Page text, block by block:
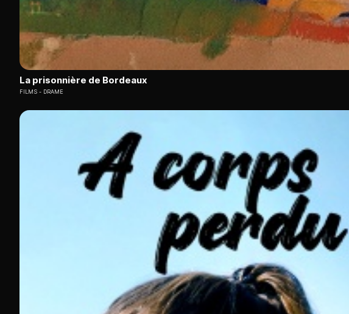
La prisonnière de Bordeaux
FILMS DRAME